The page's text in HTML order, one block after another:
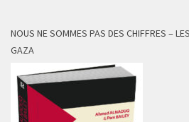
NOUS NE SOMMES PAS DES CHIFFRES –
GAZA